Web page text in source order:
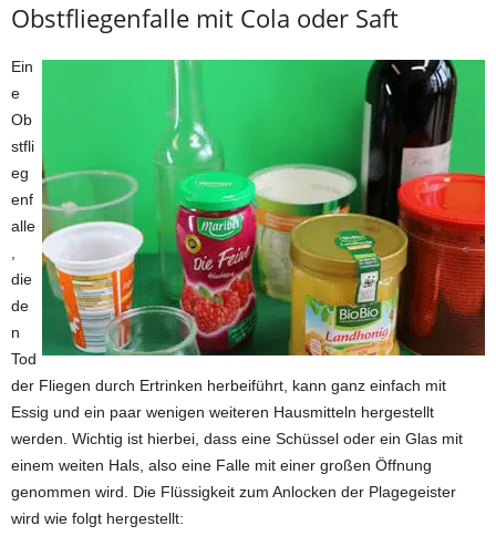
Obstfliegenfalle mit Cola oder Saft
Ein
e
Ob
stfli
eg
enf
alle
die
de
n
Tod
der Fliegen durch Ertrinken herbeiführt, kann ganz einfach mit
Essig und ein paar wenigen weiteren Hausmitteln hergestellt
werden. Wichtig ist hierbei, dass eine Schüssel oder ein Glas mit
einem weiten Hals, also eine Falle mit einer großen Öffnung
genommen wird. Die Flüssigkeit zum Anlocken der Plagegeister
wird wie folgt hergestellt: